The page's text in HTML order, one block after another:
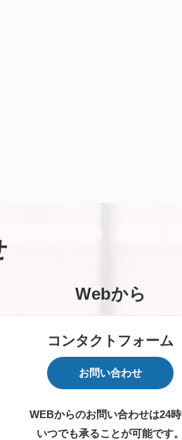
Webから
コンタクトフォーム
お問い合わせ
WEBからのお問い合わせは24時
いつでも承ることが可能です。